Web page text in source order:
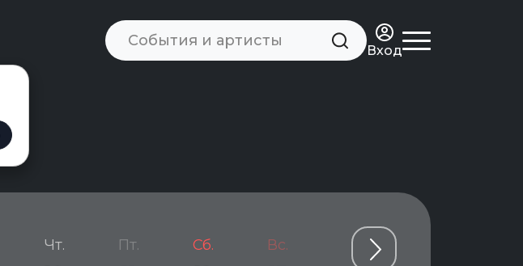
Вход
Чт. Пт. Сб. Вс. Пн.